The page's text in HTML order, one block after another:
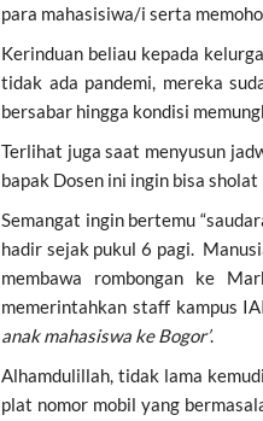
para mahasisiwa/i serta
Kerinduan beliau kepada
tidak ada pandemi, mereka
bersabar hingga kondisi
Terlihat juga saat menyusun
bapak Dosen ini ingin bisa
Semangat ingin bertemu
hadir sejak pukul 6 pagi.
membawa rombongan ke
memerintahkan staff kampus
anak mahasiswa ke Bogor’.
Alhamdulillah, tidak lama
plat nomor mobil yang